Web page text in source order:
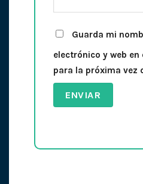
Guarda mi
electrónico y web
para la próxima vez